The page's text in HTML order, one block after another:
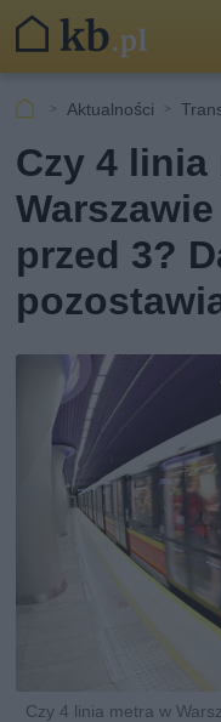
Aktualności
Czy 4 linia
przed 3?
Czy 4 linia metra w